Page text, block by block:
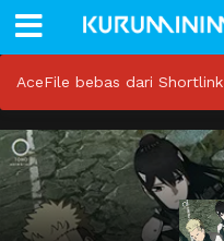
AceFile bebas dari Shortlink